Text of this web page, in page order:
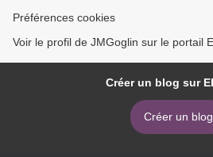
Préférences cookies
Voir le profil de JMGoglin sur le portail
Créer un blog sur
Créer un blog